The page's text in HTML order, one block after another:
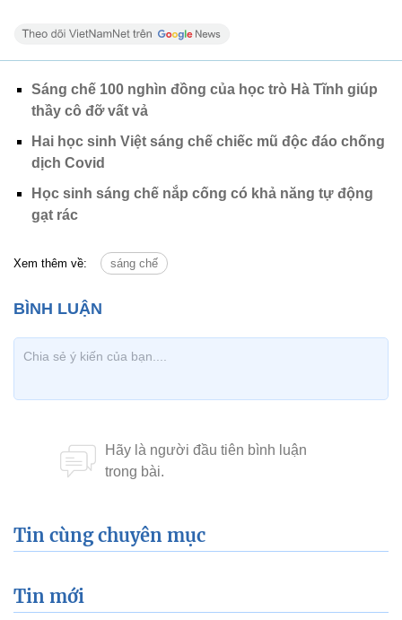
Sáng chế 100 nghìn đồng của học trò Hà Tĩnh giúp
thầy cô đỡ vất vả
Hai học sinh Việt sáng chế chiếc mũ độc đáo chống
dịch Covid
Học sinh sáng chế nắp cống có khả năng tự động
gạt rác
Xem thêm về: sáng chế
Tin cùng chuyên mục
Tin mới